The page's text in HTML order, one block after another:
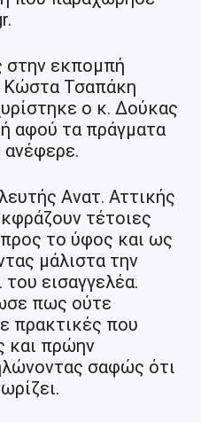
στην εκπομπή
Κώστα Τσαπάκη
ο κ. Δούκας
αφού τα πράγματα
ανέφερε.
Ανατ. Αττικής
τέτοιες
το ύφος και ως
μάλιστα την
εισαγγελέα.
πως ούτε
πρακτικές που
και πρώην
σαφώς ότι